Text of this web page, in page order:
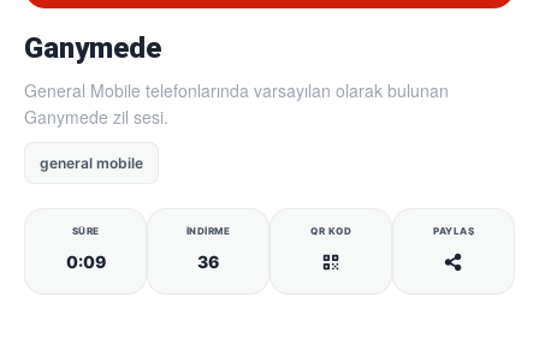
Ganymede
General Mobile telefonlarında varsayılan olarak bulunan
Ganymede zil sesi.
general mobile
SÜRE
0:09
İNDIRME
36
QR KOD PAYLAŞ